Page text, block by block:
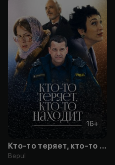
16+
Кто-то теряет, кто-то находит
Bepul